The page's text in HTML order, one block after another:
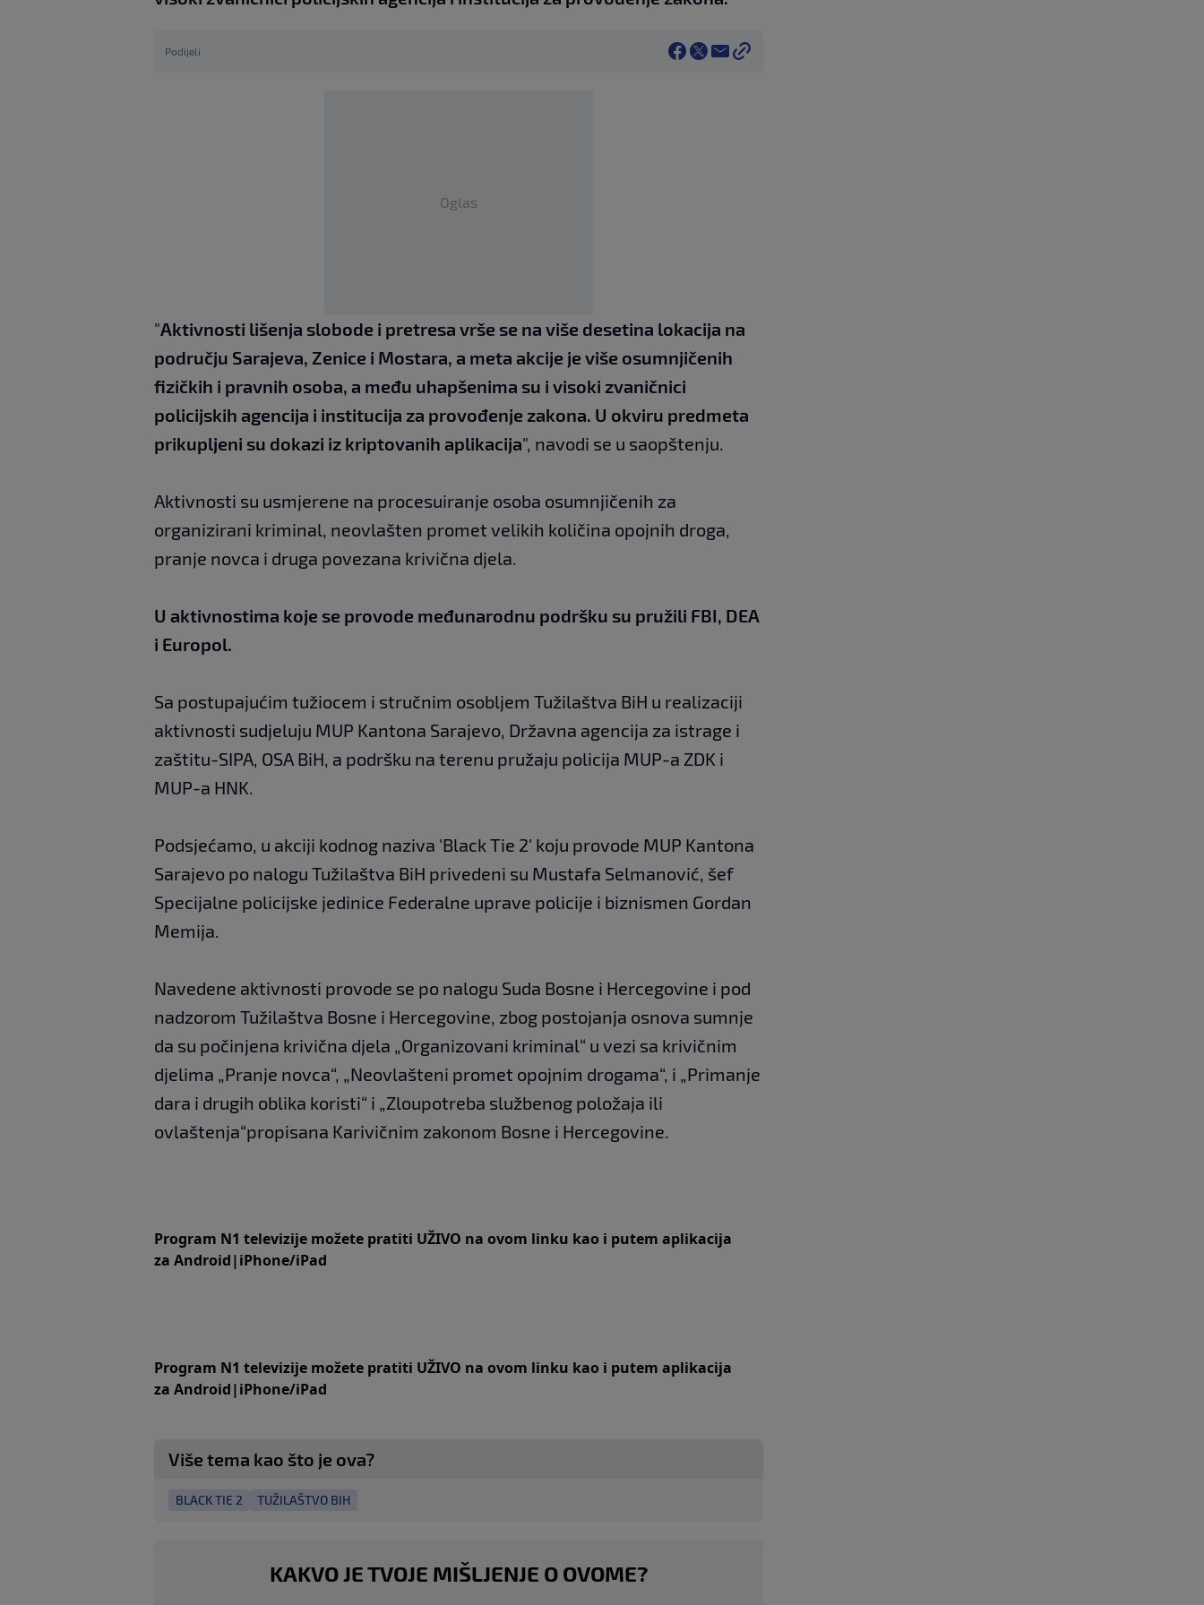
Podijeli
Oglas
"Aktivnosti lišenja slobode i pretresa vrše se na više desetina lokacija na
području Sarajeva, Zenice i Mostara, a meta akcije je više osumnjičenih
fizičkih i pravnih osoba, a među uhapšenima su i visoki zvaničnici
policijskih agencija i institucija za provođenje zakona. U okviru predmeta
prikupljeni su dokazi iz kriptovanih aplikacija", navodi se u saopštenju.
Aktivnosti su usmjerene na procesuiranje osoba osumnjičenih za
organizirani kriminal, neovlašten promet velikih količina opojnih droga,
pranje novca i druga povezana krivična djela.
U aktivnostima koje se provode međunarodnu podršku su pružili FBI, DEA
i Europol.
Sa postupajućim tužiocem i stručnim osobljem Tužilaštva BiH u realizaciji
aktivnosti sudjeluju MUP Kantona Sarajevo, Državna agencija za istrage i
zaštitu-SIPA, OSA BiH, a podršku na terenu pružaju policija MUP-a ZDK i
MUP-a HNK.
Podsjećamo, u akciji kodnog naziva 'Black Tie 2' koju provode MUP Kantona
Sarajevo po nalogu Tužilaštva BiH privedeni su Mustafa Selmanović, šef
Specijalne policijske jedinice Federalne uprave policije i biznismen Gordan
Memija.
Navedene aktivnosti provode se po nalogu Suda Bosne i Hercegovine i pod
nadzorom Tužilaštva Bosne i Hercegovine, zbog postojanja osnova sumnje
da su počinjena krivična djela „Organizovani kriminal“ u vezi sa krivičnim
djelima „Pranje novca“, „Neovlašteni promet opojnim drogama“, i „Primanje
dara i drugih oblika koristi“ i „Zloupotreba službenog položaja ili
ovlaštenja“propisana Karivičnim zakonom Bosne i Hercegovine.
Program N1 televizije možete pratiti UŽIVO na ovom linku kao i putem aplikacija
za Android|iPhone/iPad
Program N1 televizije možete pratiti UŽIVO na ovom linku kao i putem aplikacija
za Android|iPhone/iPad
Više tema kao što je ova?
BLACK TIE 2 TUŽILAŠTVO BIH
KAKVO JE TVOJE MIŠLJENJE O OVOME?